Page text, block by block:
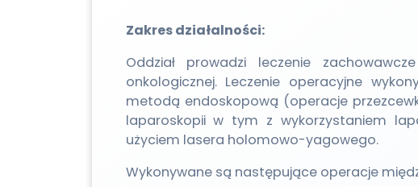
Zakres działalności:
Oddział prowadzi leczenie
onkologicznej. Leczenie operacyjne
metodą endoskopową (operacje
laparoskopii w tym z wykorzystaniem
użyciem lasera holomowo-yagowego.
Wykonywane są następujące operacje